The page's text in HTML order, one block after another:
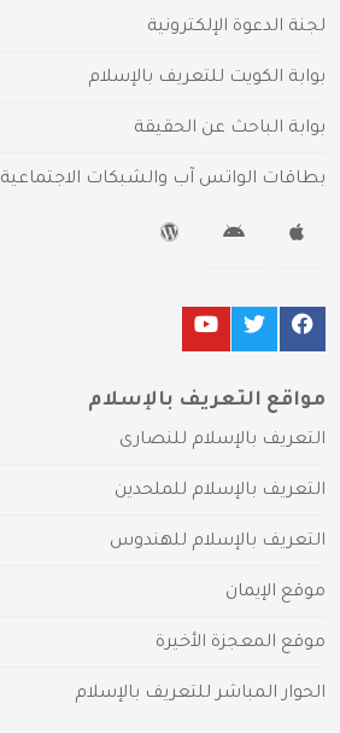
لجنة الدعوة الإلكترونية
بوابة الكويت للتعريف بالإسلام
بوابة الباحث عن الحقيقة
بطاقات الواتس آب والشبكات الاجتماعية
مواقع التعريف بالإسلام
التعريف بالإسلام للنصارى
التعريف بالإسلام للملحدين
التعريف بالإسلام للهندوس
موقع الإيمان
موقع المعجزة الأخيرة
الحوار المباشر للتعريف بالإسلام